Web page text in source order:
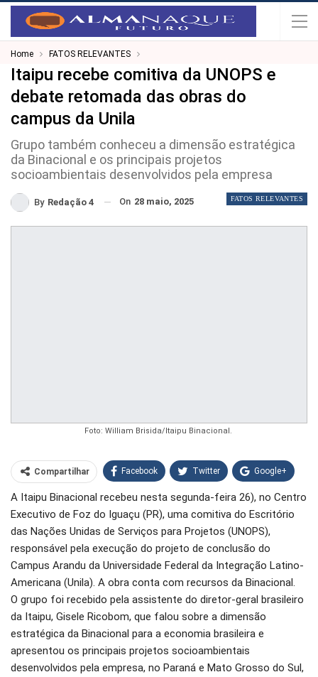
Home FATOS RELEVANTES
Itaipu recebe comitiva da UNOPS e
debate retomada das obras do
campus da Unila
Grupo também conheceu a dimensão estratégica
da Binacional e os principais projetos
socioambientais desenvolvidos pela empresa
FATOS RELEVANTES
By Redação 4 On 28 maio, 2025
Foto: William Brisida/Itaipu Binacional.
Compartilhar Facebook Twitter Google+
WhatsApp Pinterest
O email
A Itaipu Binacional recebeu nesta segunda-feira 26), no Centro
Executivo de Foz do Iguaçu (PR), uma comitiva do Escritório
das Nações Unidas de Serviços para Projetos (UNOPS),
responsável pela execução do projeto de conclusão do
Campus Arandu da Universidade Federal da Integração Latino-
Americana (Unila). A obra conta com recursos da Binacional.
O grupo foi recebido pela assistente do diretor-geral brasileiro
da Itaipu, Gisele Ricobom, que falou sobre a dimensão
estratégica da Binacional para a economia brasileira e
apresentou os principais projetos socioambientais
desenvolvidos pela empresa, no Paraná e Mato Grosso do Sul,